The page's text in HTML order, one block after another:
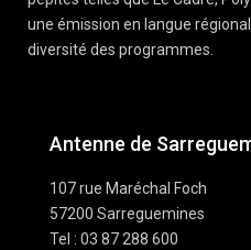
une émission en langue
diversité des programmes.
Antenne de
107 rue Maréchal Foch
57200 Sarreguemines
Tel : 03 87 288 600